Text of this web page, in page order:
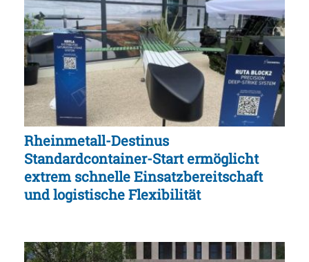
Rheinmetall-Destinus
Standardcontainer-Start ermöglicht
extrem schnelle Einsatzbereitschaft
und logistische Flexibilität